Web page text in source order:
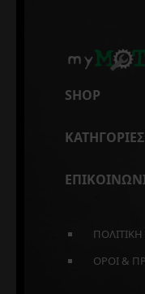
SHOP
ΟΡΟΙ &